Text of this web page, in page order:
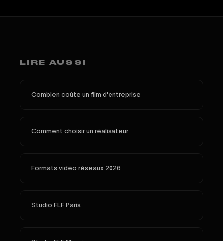
LIRE AUSSI
Combien coûte un film d'entreprise
Comment choisir un réalisateur
Formats vidéo réseaux 2026
Studio FLF Paris